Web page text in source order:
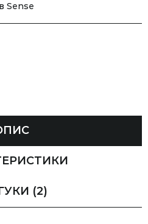
Sense
(2)